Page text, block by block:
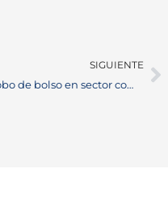
SIGUIENTE
Robo de bolso en sector comercial: hombre en camisa azul huye en motocicleta